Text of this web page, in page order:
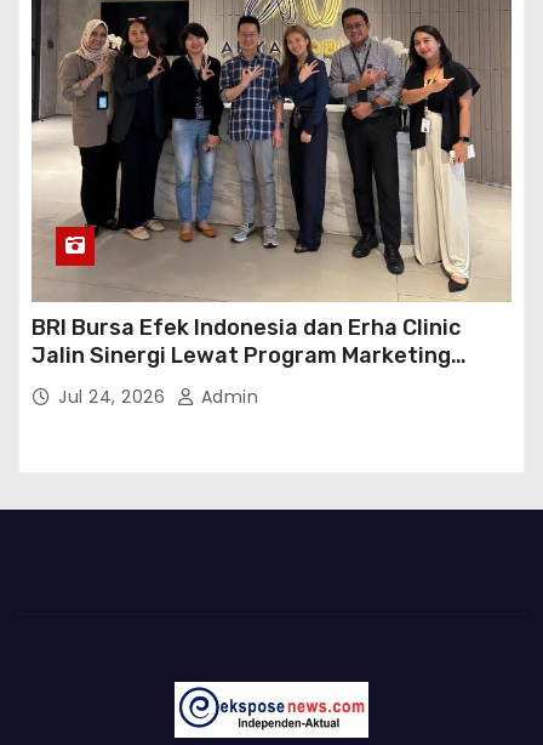
BRI Bursa Efek Indonesia dan Erha Clinic
Jalin Sinergi Lewat Program Marketing
Kolaborasi
Jul 24, 2026 Admin